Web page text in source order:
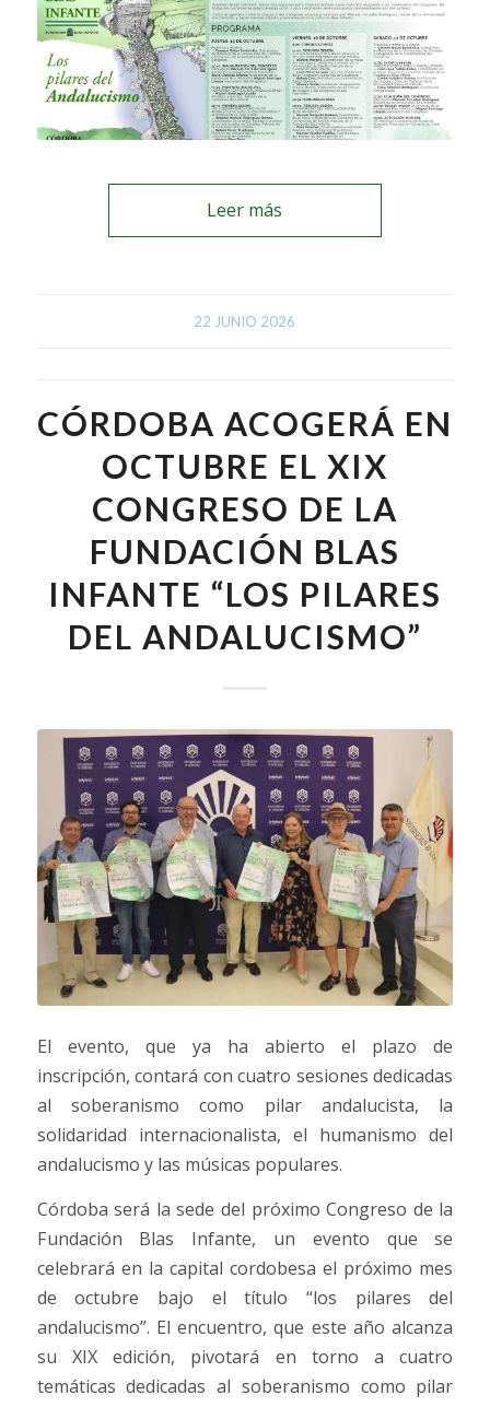
Leer más
22 JUNIO 2026
CÓRDOBA ACOGERÁ EN
OCTUBRE EL XIX
CONGRESO DE LA
FUNDACIÓN BLAS
INFANTE “LOS PILARES
DEL ANDALUCISMO”
El evento, que ya ha abierto el plazo de
inscripción, contará con cuatro sesiones dedicadas
al soberanismo como pilar andalucista, la
solidaridad internacionalista, el humanismo del
andalucismo y las músicas populares.
Córdoba será la sede del próximo Congreso de la
Fundación Blas Infante, un evento que se
celebrará en la capital cordobesa el próximo mes
de octubre bajo el título “los pilares del
andalucismo”. El encuentro, que este año alcanza
su XIX edición, pivotará en torno a cuatro
temáticas dedicadas al soberanismo como pilar